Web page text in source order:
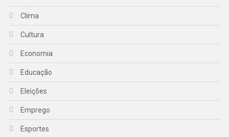
Clima
Cultura
Economia
Educação
Eleições
Emprego
Esportes